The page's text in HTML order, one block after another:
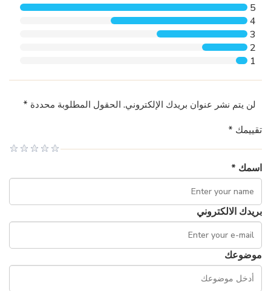
5
4
3
2
1
لن يتم نشر عنوان بريدك الإلكتروني. الحقول المطلوبة محددة *
تقييمك *
اسمك *
بريدك الالكتروني
موضوعك